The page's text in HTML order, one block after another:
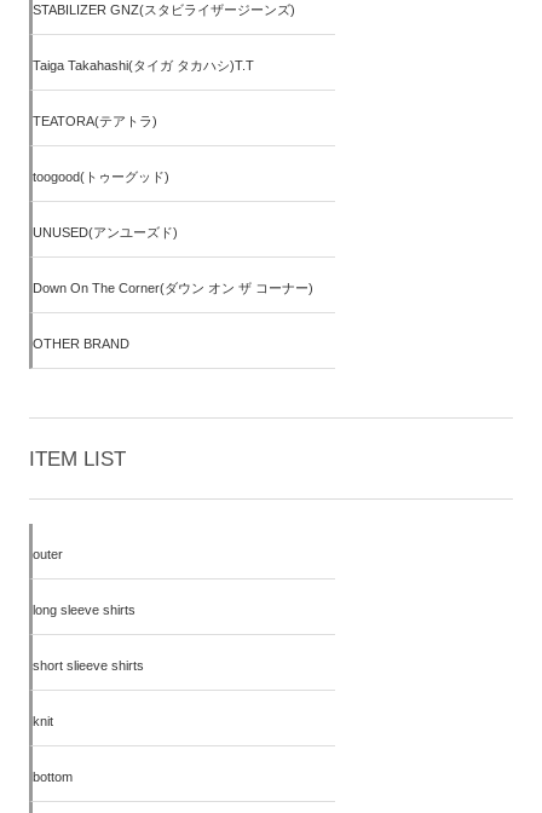
STABILIZER GNZ(スタビライザージーンズ)
Taiga Takahashi(タイガ タカハシ)T.T
TEATORA(テアトラ)
toogood(トゥーグッド)
UNUSED(アンユーズド)
Down On The Corner(ダウン オン ザ コーナー)
OTHER BRAND
ITEM LIST
outer
long sleeve shirts
short slieeve shirts
knit
bottom